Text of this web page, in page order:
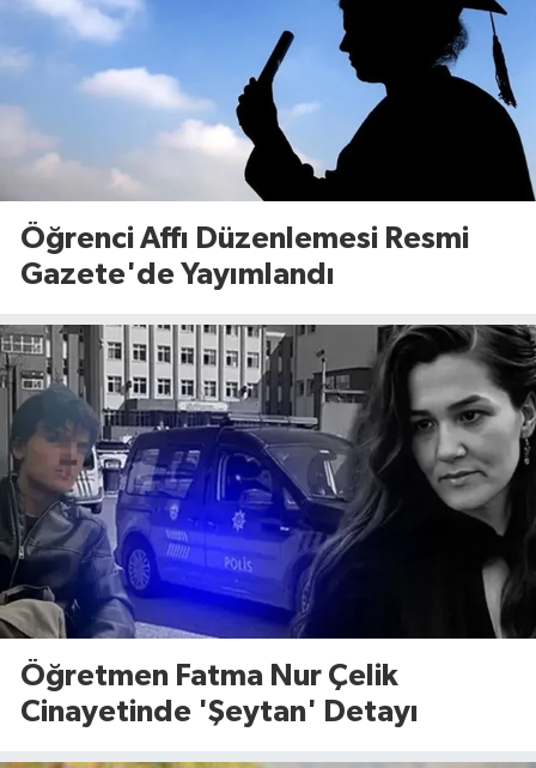
Öğrenci Affı Düzenlemesi Resmi
Gazete'de Yayımlandı
Öğretmen Fatma Nur Çelik
Cinayetinde 'Şeytan' Detayı